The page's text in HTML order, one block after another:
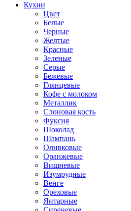
Кухни
Цвет
Белые
Черные
Желтые
Красные
Зеленые
Серые
Бежевые
Глянцевые
Кофе с молоком
Металлик
Слоновая кость
Фуксия
Шоколад
Шампань
Оливковые
Оранжевые
Вишневые
Изумрудные
Венге
Ореховые
Янтарные